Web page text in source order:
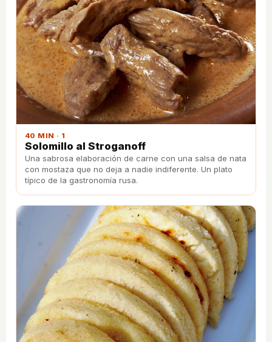
40 MIN · 1
Solomillo al Stroganoff
Una sabrosa elaboración de carne con una salsa de nata
con mostaza que no deja a nadie indiferente. Un plato
típico de la gastronomía rusa.